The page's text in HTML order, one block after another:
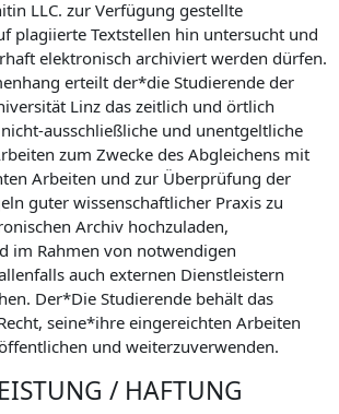
LLC. zur Verfügung gestellte
plagiierte Textstellen hin untersucht und
elektronisch archiviert werden dürfen.
erteilt der*die Studierende der
Linz das zeitlich und örtlich
ausschließliche und unentgeltliche
zum Zwecke des Abgleichens mit
Arbeiten und zur Überprüfung der
guter wissenschaftlicher Praxis zu
Archiv hochzuladen,
im Rahmen von notwendigen
auch externen Dienstleistern
Der*Die Studierende behält das
seine*ihre eingereichten Arbeiten
und weiterzuverwenden.
/ HAFTUNG